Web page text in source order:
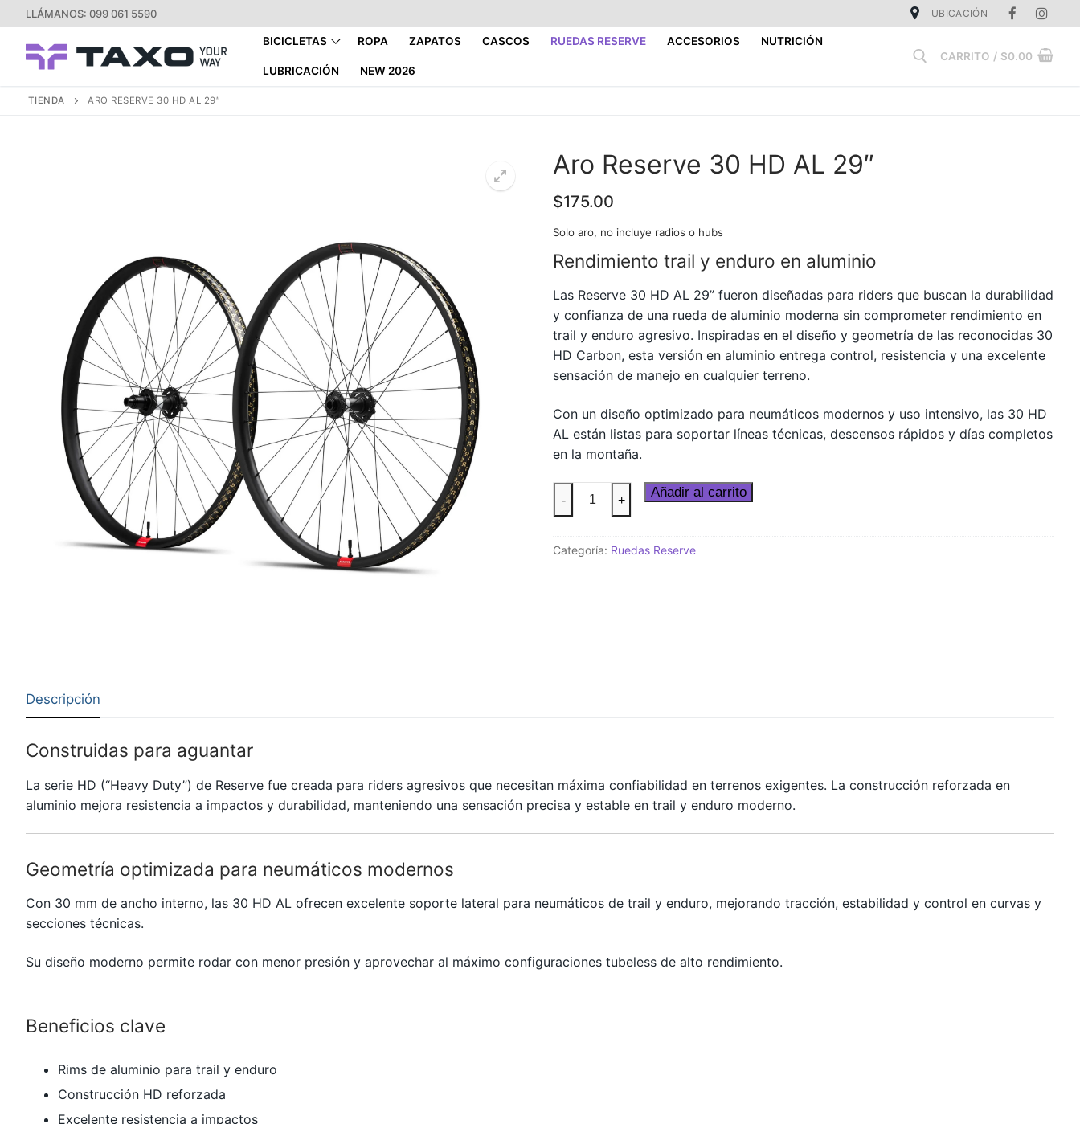
al
contenido
LLÁMANOS: 099 061 5590 UBICACIÓN
BICICLETAS ROPA ZAPATOS CASCOS RUEDAS RESERVE ACCESORIOS NUTRICIÓN
LUBRICACIÓN NEW 2026
CARRITO / $0.00
TIENDA ARO RESERVE 30 HD AL 29″
Aro Reserve 30 HD AL 29″
$175.00
Solo aro, no incluye radios o hubs
Rendimiento trail y enduro en aluminio
Las Reserve 30 HD AL 29” fueron diseñadas para riders que buscan la durabilidad
y confianza de una rueda de aluminio moderna sin comprometer rendimiento en
trail y enduro agresivo. Inspiradas en el diseño y geometría de las reconocidas 30
HD Carbon, esta versión en aluminio entrega control, resistencia y una excelente
sensación de manejo en cualquier terreno.
Con un diseño optimizado para neumáticos modernos y uso intensivo, las 30 HD
AL están listas para soportar líneas técnicas, descensos rápidos y días completos
en la montaña.
Reserve
HD
- + Añadir al carrito
Categoría: Ruedas Reserve
Descripción
Construidas para aguantar
La serie HD (“Heavy Duty”) de Reserve fue creada para riders agresivos que necesitan máxima confiabilidad en terrenos exigentes. La construcción reforzada en
aluminio mejora resistencia a impactos y durabilidad, manteniendo una sensación precisa y estable en trail y enduro moderno.
Geometría optimizada para neumáticos modernos
Con 30 mm de ancho interno, las 30 HD AL ofrecen excelente soporte lateral para neumáticos de trail y enduro, mejorando tracción, estabilidad y control en curvas y
secciones técnicas.
Su diseño moderno permite rodar con menor presión y aprovechar al máximo configuraciones tubeless de alto rendimiento.
Beneficios clave
Rims de aluminio para trail y enduro
Construcción HD reforzada
Excelente resistencia a impactos